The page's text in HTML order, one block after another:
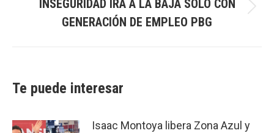
post:
INSEGURIDAD IRÁ A LA BAJA SOLO CON
GENERACIÓN DE EMPLEO PBG
Te puede interesar
Isaac Montoya libera Zona Azul y